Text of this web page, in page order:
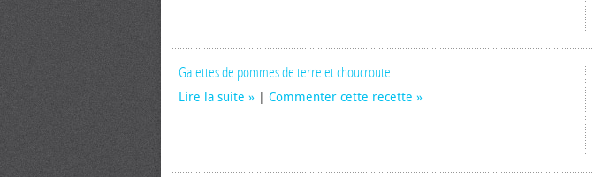
Galettes de pommes de terre et choucroute
Lire la suite Commenter cette recette